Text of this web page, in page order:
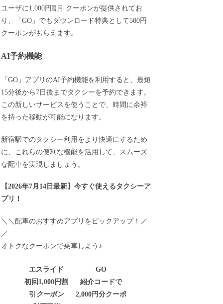
ユーザに1,000円割引クーポンが提供されてお
り、「GO」でもダウンロード特典として500円
クーポンがもらえます。
AI予約機能
「GO」アプリのAI予約機能を利用すると、最短
15分後から7日後までタクシーを予約できます。
この新しいサービスを使うことで、時間に余裕
を持った移動が可能になります。
新宿駅でのタクシー利用をより快適にするため
に、これらの便利な機能を活用して、スムーズ
な配車を実現しましょう。
【2026年7月14日最新】今すぐ使えるタクシーア
プリ！
＼＼配車のおすすめアプリをピックアップ！／
／
オトクなクーポンで乗車しよう♪
エスライド
初回1,000円割
引 クーポン
GO
紹介コードで
2,000円分クーポ